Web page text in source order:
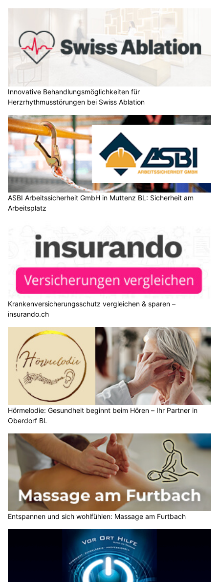
Innovative Behandlungsmöglichkeiten für
Herzrhythmusstörungen bei Swiss Ablation
ASBI Arbeitssicherheit GmbH in Muttenz BL: Sicherheit am
Arbeitsplatz
Krankenversicherungsschutz vergleichen & sparen –
insurando.ch
Hörmelodie: Gesundheit beginnt beim Hören – Ihr Partner in
Oberdorf BL
Entspannen und sich wohlfühlen: Massage am Furtbach